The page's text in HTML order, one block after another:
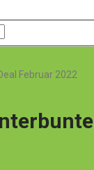
Februar 2022